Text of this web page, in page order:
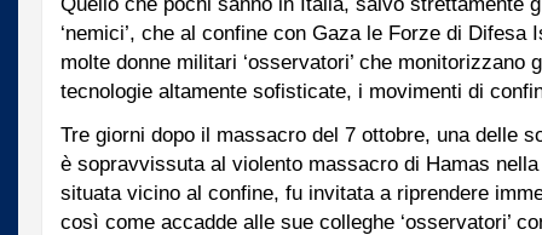
‘nemici’, che al confine con Gaza le Forze di Difesa
molte donne militari ‘osservatori’ che monitorizzano
tecnologie altamente sofisticate, i movimenti di
Tre giorni dopo il massacro del 7 ottobre, una delle
è sopravvissuta al violento massacro di Hamas
situata vicino al confine, fu invitata a riprendere
così come accadde alle sue colleghe ‘osservatori’